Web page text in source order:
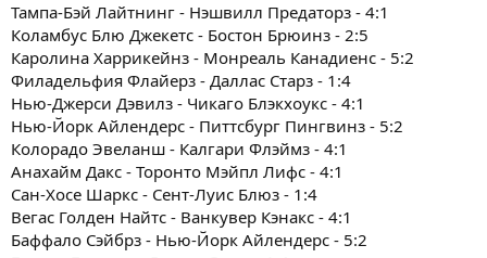
Тампа-Бэй Лайтнинг - Нэшвилл Предаторз - 4:1
Коламбус Блю Джекетс - Бостон Брюинз - 2:5
Каролина Харрикейнз - Монреаль Канадиенс - 5:2
Филадельфия Флайерз - Даллас Старз - 1:4
Нью-Джерси Дэвилз - Чикаго Блэкхоукс - 4:1
Нью-Йорк Айлендерс - Питтсбург Пингвинз - 5:2
Колорадо Эвеланш - Калгари Флэймз - 4:1
Анахайм Дакс - Торонто Мэйпл Лифс - 4:1
Сан-Хосе Шаркс - Сент-Луис Блюз - 1:4
Вегас Голден Найтс - Ванкувер Кэнакс - 4:1
Баффало Сэйбрз - Нью-Йорк Айлендерс - 5:2